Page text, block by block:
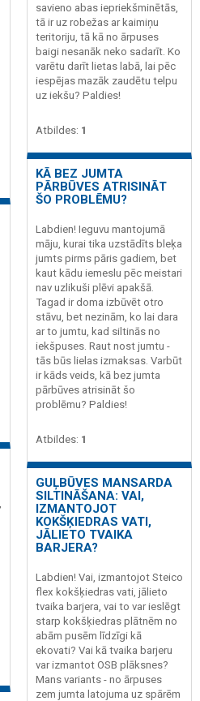
savieno abas iepriekšminētās,
tā ir uz robežas ar kaimiņu
teritoriju, tā kā no ārpuses
baigi nesanāk neko sadarīt. Ko
varētu darīt lietas labā, lai pēc
iespējas mazāk zaudētu telpu
uz iekšu? Paldies!
Atbildes: 1
KĀ BEZ JUMTA
PĀRBŪVES ATRISINĀT
ŠO PROBLĒMU?
Labdien! Ieguvu mantojumā
māju, kurai tika uzstādīts bleķa
jumts pirms pāris gadiem, bet
kaut kādu iemeslu pēc meistari
nav uzlikuši plēvi apakšā.
Tagad ir doma izbūvēt otro
stāvu, bet nezinām, ko lai dara
ar to jumtu, kad siltinās no
iekšpuses. Raut nost jumtu -
tās būs lielas izmaksas. Varbūt
ir kāds veids, kā bez jumta
pārbūves atrisināt šo
problēmu? Paldies!
Atbildes: 1
GUĻBŪVES MANSARDA
SILTINĀŠANA: VAI,
IZMANTOJOT
KOKŠĶIEDRAS VATI,
JĀLIETO TVAIKA
BARJERA?
Labdien! Vai, izmantojot Steico
flex kokšķiedras vati, jālieto
tvaika barjera, vai to var ieslēgt
starp kokšķiedras plātnēm no
abām pusēm līdzīgi kā
ekovati? Vai kā tvaika barjeru
var izmantot OSB plāksnes?
Mans variants - no ārpuses
zem jumta latojuma uz spārēm